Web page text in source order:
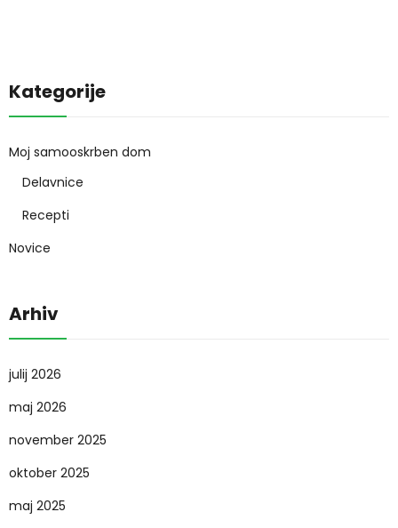
Kategorije
Moj samooskrben dom
Delavnice
Recepti
Novice
Arhiv
julij 2026
maj 2026
november 2025
oktober 2025
maj 2025